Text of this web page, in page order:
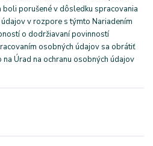
boli porušené v dôsledku spracovania
v rozpore s týmto Nariadením
o dodržiavaní povinností
osobných údajov sa obrátiť
na Úrad na ochranu osobných údajov